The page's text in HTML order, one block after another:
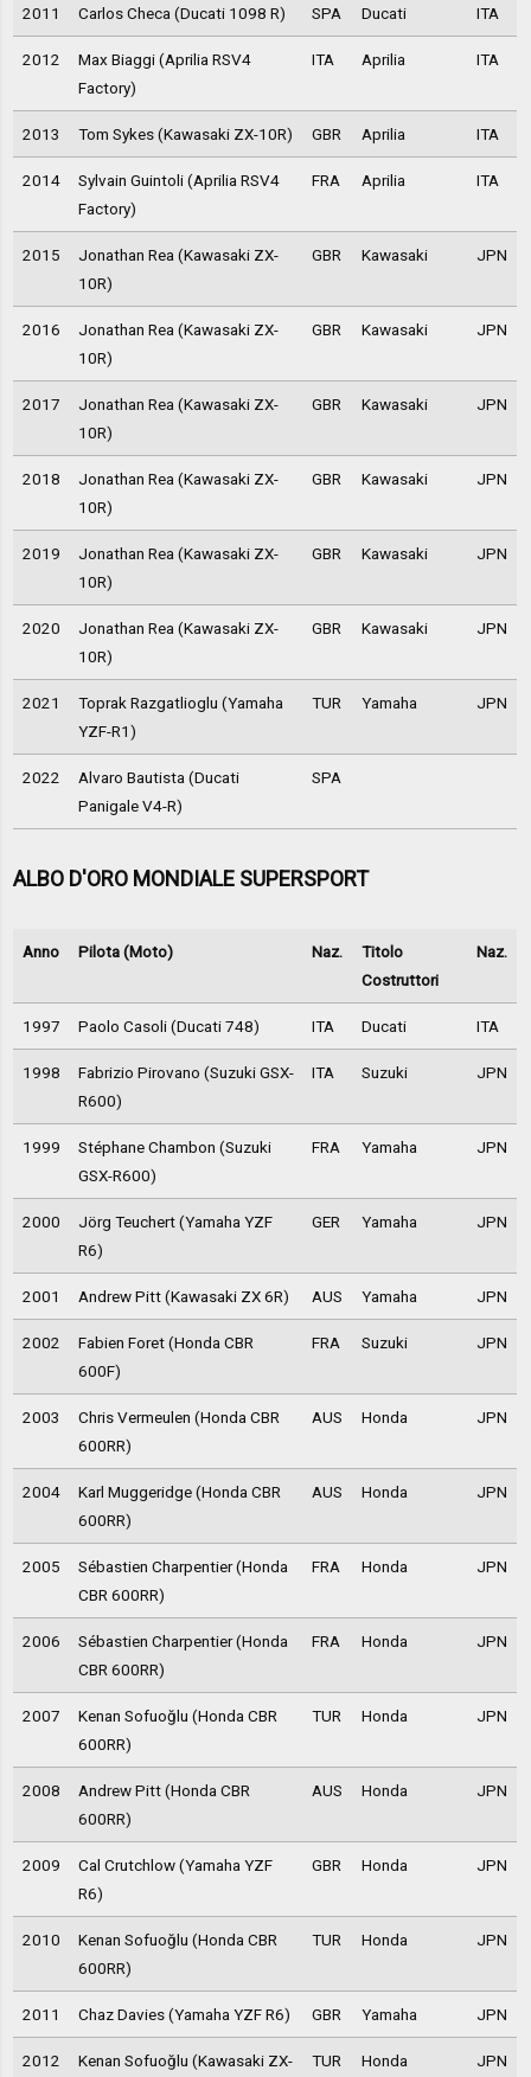
2011 Carlos Checa (Ducati 1098 R) SPA Ducati ITA
2012
Max Biaggi (Aprilia RSV4
Factory)
ITA Aprilia ITA
2013 Tom Sykes (Kawasaki ZX-10R) GBR Aprilia ITA
2014
Sylvain Guintoli (Aprilia RSV4
Factory)
FRA Aprilia ITA
2015
Jonathan Rea (Kawasaki ZX-
10R)
GBR Kawasaki JPN
2016
Jonathan Rea (Kawasaki ZX-
10R)
GBR Kawasaki JPN
2017
Jonathan Rea (Kawasaki ZX-
10R)
GBR Kawasaki JPN
2018
Jonathan Rea (Kawasaki ZX-
10R)
GBR Kawasaki JPN
2019
Jonathan Rea (Kawasaki ZX-
10R)
GBR Kawasaki JPN
2020
Jonathan Rea (Kawasaki ZX-
10R)
GBR Kawasaki JPN
2021
Toprak Razgatlioglu (Yamaha
YZF-R1)
TUR Yamaha JPN
2022
Alvaro Bautista (Ducati
Panigale V4-R)
SPA
ALBO D'ORO MONDIALE SUPERSPORT
Anno Pilota (Moto) Naz.
Titolo
Costruttori
Naz.
1997 Paolo Casoli (Ducati 748) ITA Ducati ITA
1998
Fabrizio Pirovano (Suzuki GSX-
R600)
ITA Suzuki JPN
1999
Stéphane Chambon (Suzuki
GSX-R600)
FRA Yamaha JPN
2000
Jörg Teuchert (Yamaha YZF
R6)
GER Yamaha JPN
2001 Andrew Pitt (Kawasaki ZX 6R) AUS Yamaha JPN
2002
Fabien Foret (Honda CBR
600F)
FRA Suzuki JPN
2003
Chris Vermeulen (Honda CBR
600RR)
AUS Honda JPN
2004
Karl Muggeridge (Honda CBR
600RR)
AUS Honda JPN
2005
Sébastien Charpentier (Honda
CBR 600RR)
FRA Honda JPN
2006
Sébastien Charpentier (Honda
CBR 600RR)
FRA Honda JPN
2007
Kenan Sofuoğlu (Honda CBR
600RR)
TUR Honda JPN
2008
Andrew Pitt (Honda CBR
600RR)
AUS Honda JPN
2009
Cal Crutchlow (Yamaha YZF
R6)
GBR Honda JPN
2010
Kenan Sofuoğlu (Honda CBR
600RR)
TUR Honda JPN
2011 Chaz Davies (Yamaha YZF R6) GBR Yamaha JPN
2012
Kenan Sofuoğlu (Kawasaki ZX-
TUR Honda JPN